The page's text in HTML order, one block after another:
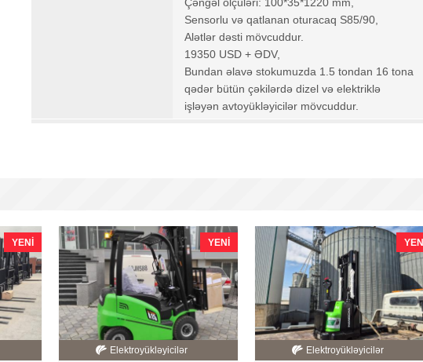
Sensorlu və qatlanan oturacaq S85/90,
Alətlər dəsti mövcuddur.
19350 USD + ƏDV,
Bundan əlavə stokumuzda 1.5 tondan 16 tona
qədər bütün çəkilərdə dizel və elektriklə
işləyən avtoyükləyicilər mövcuddur.
YENI YENI
Elektroyükləyicilər
YENI
Elektroyükləyicilər